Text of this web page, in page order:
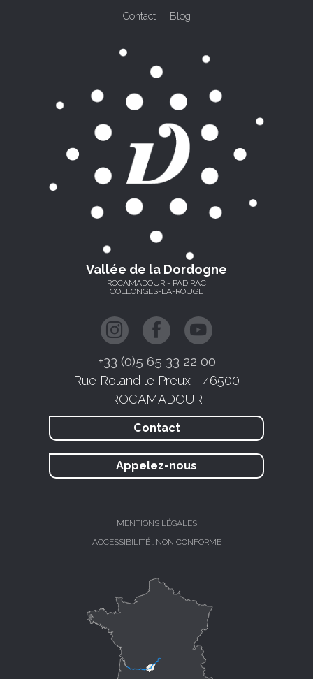
Contact Blog
Vallée de la Dordogne
ROCAMADOUR - PADIRAC
COLLONGES-LA-ROUGE
+33 (0)5 65 33 22 00
Rue Roland le Preux - 46500
ROCAMADOUR
Contact
Appelez-nous
MENTIONS LÉGALES
ACCESSIBILITÉ : NON CONFORME